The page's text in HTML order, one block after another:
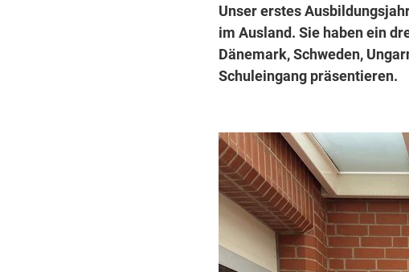
Unser erstes
im Ausland. Sie haben ein
Dänemark, Schweden,
Schuleingang präsentieren.